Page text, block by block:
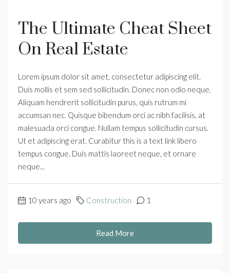
The Ultimate Cheat Sheet
On Real Estate
Lorem ipsum dolor sit amet, consectetur adipiscing elit.
Duis mollis et sem sed sollicitudin. Donec non odio neque.
Aliquam hendrerit sollicitudin purus, quis rutrum mi
accumsan nec. Quisque bibendum orci ac nibh facilisis, at
malesuada orci congue. Nullam tempus sollicitudin cursus.
Ut et adipiscing erat. Curabitur this is a text link libero
tempus congue. Duis mattis laoreet neque, et ornare
neque...
10 years ago Construction 1
Read More